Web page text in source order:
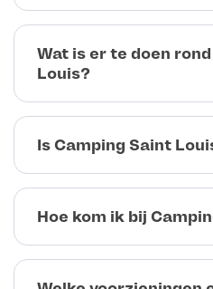
Wat is er te doen
Louis?
Is Camping Saint
Hoe kom ik bij